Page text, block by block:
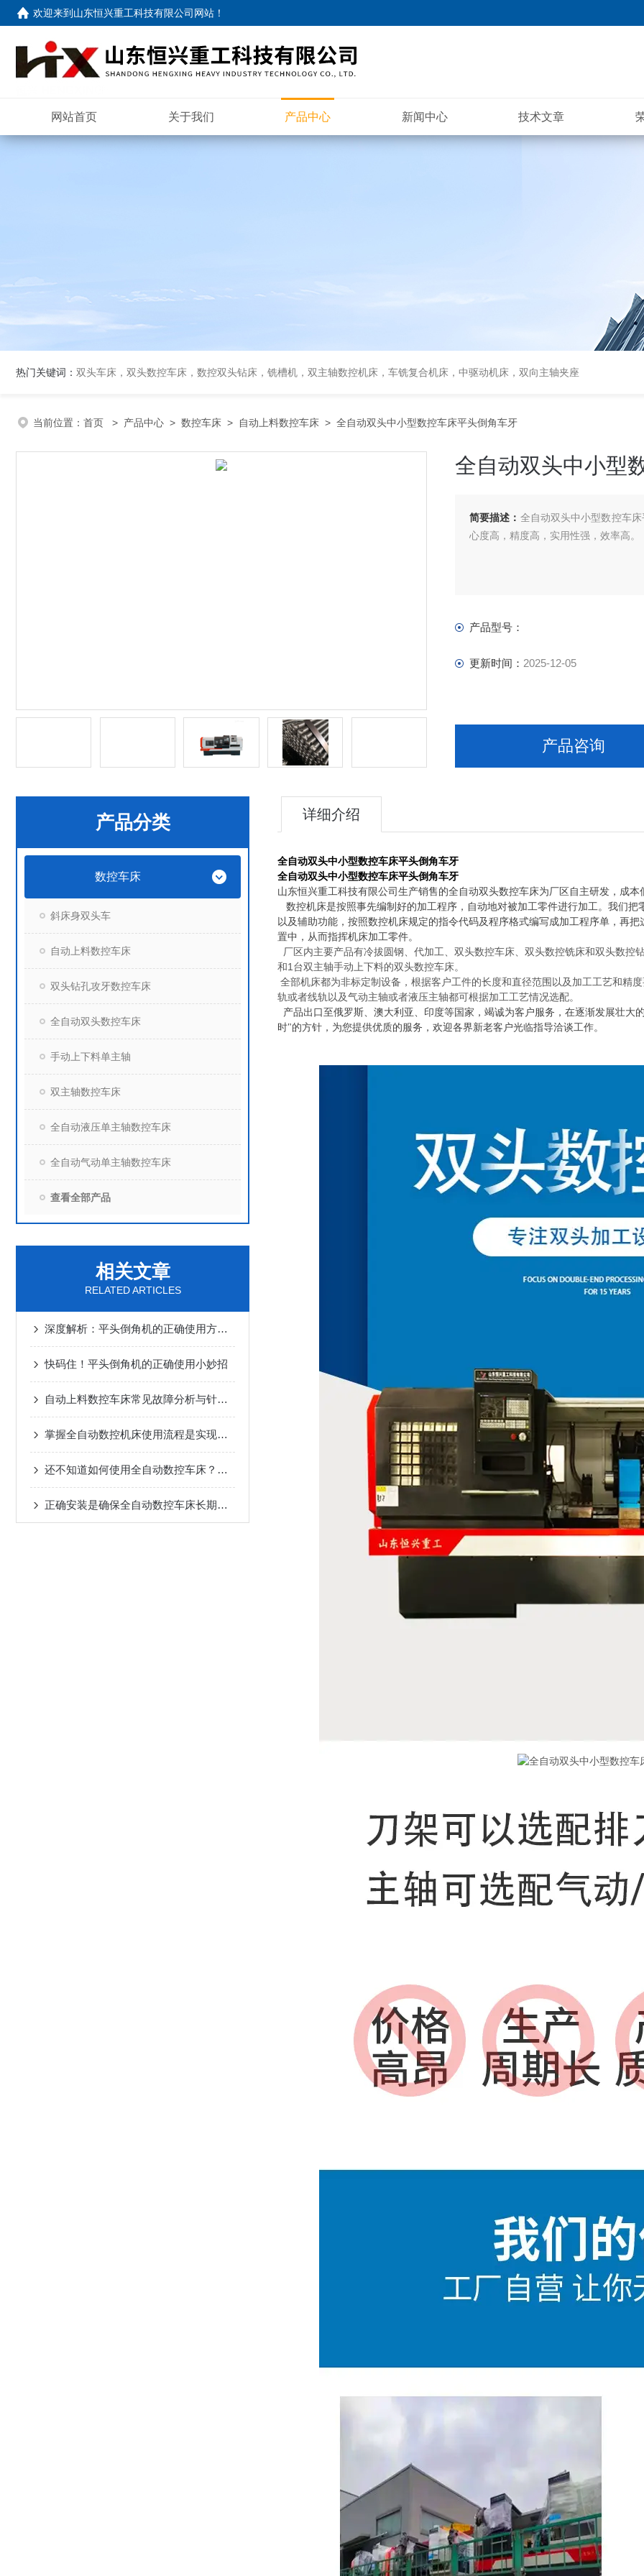
欢迎来到 山东恒兴重工科技有限公司网站 ！
网站首页 关于我们 产品中心 新闻中心 技术文章
热门关键词： 双头车床，双头数控车床，数控双头钻床，铣槽机，双主轴数控机床，车铣复合机床，中驱动机床，双向主轴夹座
当前位置： 首页 > 产品中心 > 数控车床 > 自动上料数控车床 > 全自动双头中小型数控车床平头倒角车牙
全自动双头中小型
简要描述： 全自动双头中小型数控车
心度高，精度高，实用性强，效率高。
产品型号：
更新时间： 2025-12-05
产品咨询
产品分类
数控车床
斜床身双头车
自动上料数控车床
双头钻孔攻牙数控车床
全自动双头数控车床
手动上下料单主轴
双主轴数控车床
全自动液压单主轴数控车床
全自动气动单主轴数控车床
查看全部产品
相关文章
RELATED ARTICLES
深度解析：平头倒角机的正确使用方法全攻略
快码住！平头倒角机的正确使用小妙招
自动上料数控车床常见故障分析与针对性解决方法分享
掌握全自动数控机床使用流程是实现长期正常运行的根本保障
还不知道如何使用全自动数控车床？进来看
正确安装是确保全自动数控车床长期稳定性的关键步骤
详细介绍
全自动双头中小型数控车床平头倒角车牙
全自动双头中小型数控车床平头倒角车牙
山东恒兴重工科技有限公司生产销售的全自动双头数控车床为厂区自主研发，成
数控机床是按照事先编制好的加工程序，自动地对被加工零件进行加工。我们
以及辅助功能，按照数控机床规定的指令代码及程序格式编写成加工程序单，再
置中，从而指挥机床加工零件。
厂区内主要产品有冷拔圆钢、代加工、双头数控车床、双头数控铣床和双头数控
和1 台双主轴手动上下料的双头数控车床。
全部机床都为非标定制设备，根据客户工件的长度和直径范围以及加工工艺和精
轨或者线轨以及气动主轴或者液压主轴都可根据加工工艺情况选配。
产品出口至俄罗斯、澳大利亚、印度等国家，竭诚为客户服务，在逐渐发展壮大
时"的方针，为您提供优质的服务，欢迎各界新老客户光临指导洽谈工作。